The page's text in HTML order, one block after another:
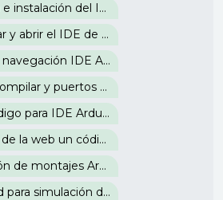
Sección 9: Descarga e instalación del IDE de Arduino
Sección 10: Encontrar y abrir el IDE de Arduino
Sección 11: Menú de navegación IDE Arduino
Sección 12: Error al compilar y puertos IDE Arduino
Sección 13: Crear código para IDE Arduino en la web
Sección 14: Exportar de la web un código para el IDE de Arduino
Sección 15: Simulación de montajes Arduino en la web
Seccíón 16: Tinkercad para simulación de código en placas de Arduino